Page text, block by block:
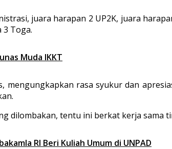
juara harapan 2 UP2K, juara
3 Toga.
Muda IKKT
mengungkapkan rasa syukur dan
dilombakan, tentu ini berkat kerja sama
RI Beri Kuliah Umum di UNPAD